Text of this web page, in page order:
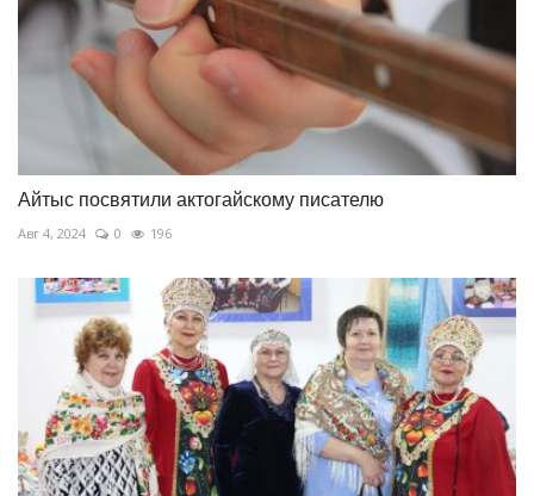
Айтыс посвятили актогайскому писателю
Авг 4, 2024 0 196